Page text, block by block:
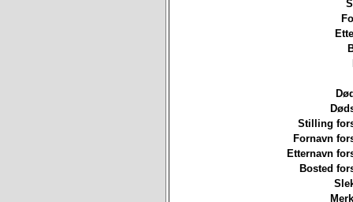
Stilling
Fornavn
Etternavn
Bosted